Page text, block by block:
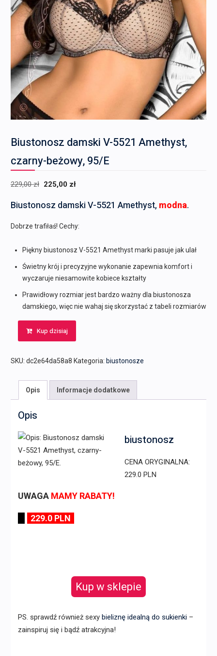
Biustonosz damski V-5521 Amethyst,
czarny-beżowy, 95/E
229,00zł Pierwotna
wynosiła:
229,00 zł.
225,00 zł
wynosi:
Biustonosz damski V-5521 Amethyst, modna.
Dobrze trafiłaś! Cechy:
Piękny biustonosz V-5521 Amethyst marki pasuje jak ulał
Świetny krój i precyzyjne wykonanie zapewnia komfort i
wyczaruje niesamowite kobiece kształty
Prawidłowy rozmiar jest bardzo ważny dla biustonosza
damskiego, więc nie wahaj się skorzystać z tabeli rozmiarów
Kup dzisiaj
SKU: dc2e64da58a8 Kategoria: biustonosze
Opis Informacje dodatkowe
Opis
biustonosz
CENA ORYGINALNA:
229.0 PLN
UWAGA MAMY RABATY!
229.0 PLN
Kup w sklepie
PS. sprawdź również sexy bieliznę idealną do sukienki–
zainspiruj się i bądź atrakcyjna!